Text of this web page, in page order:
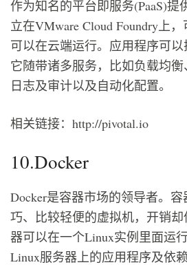
作为知名的平台即服务(PaaS)提
立在VMware Cloud Foundry上
可以在云端运行。应用程序可以
它随带诸多服务，比如负载均衡
日志及审计以及自动化配置。
相关链接：http://pivotal.io
10.Docker
Docker是容器市场的领导者。
巧、比较轻便的虚拟机，开销
器可以在一个Linux实例里面运
Linux服务器上的应用程序及依